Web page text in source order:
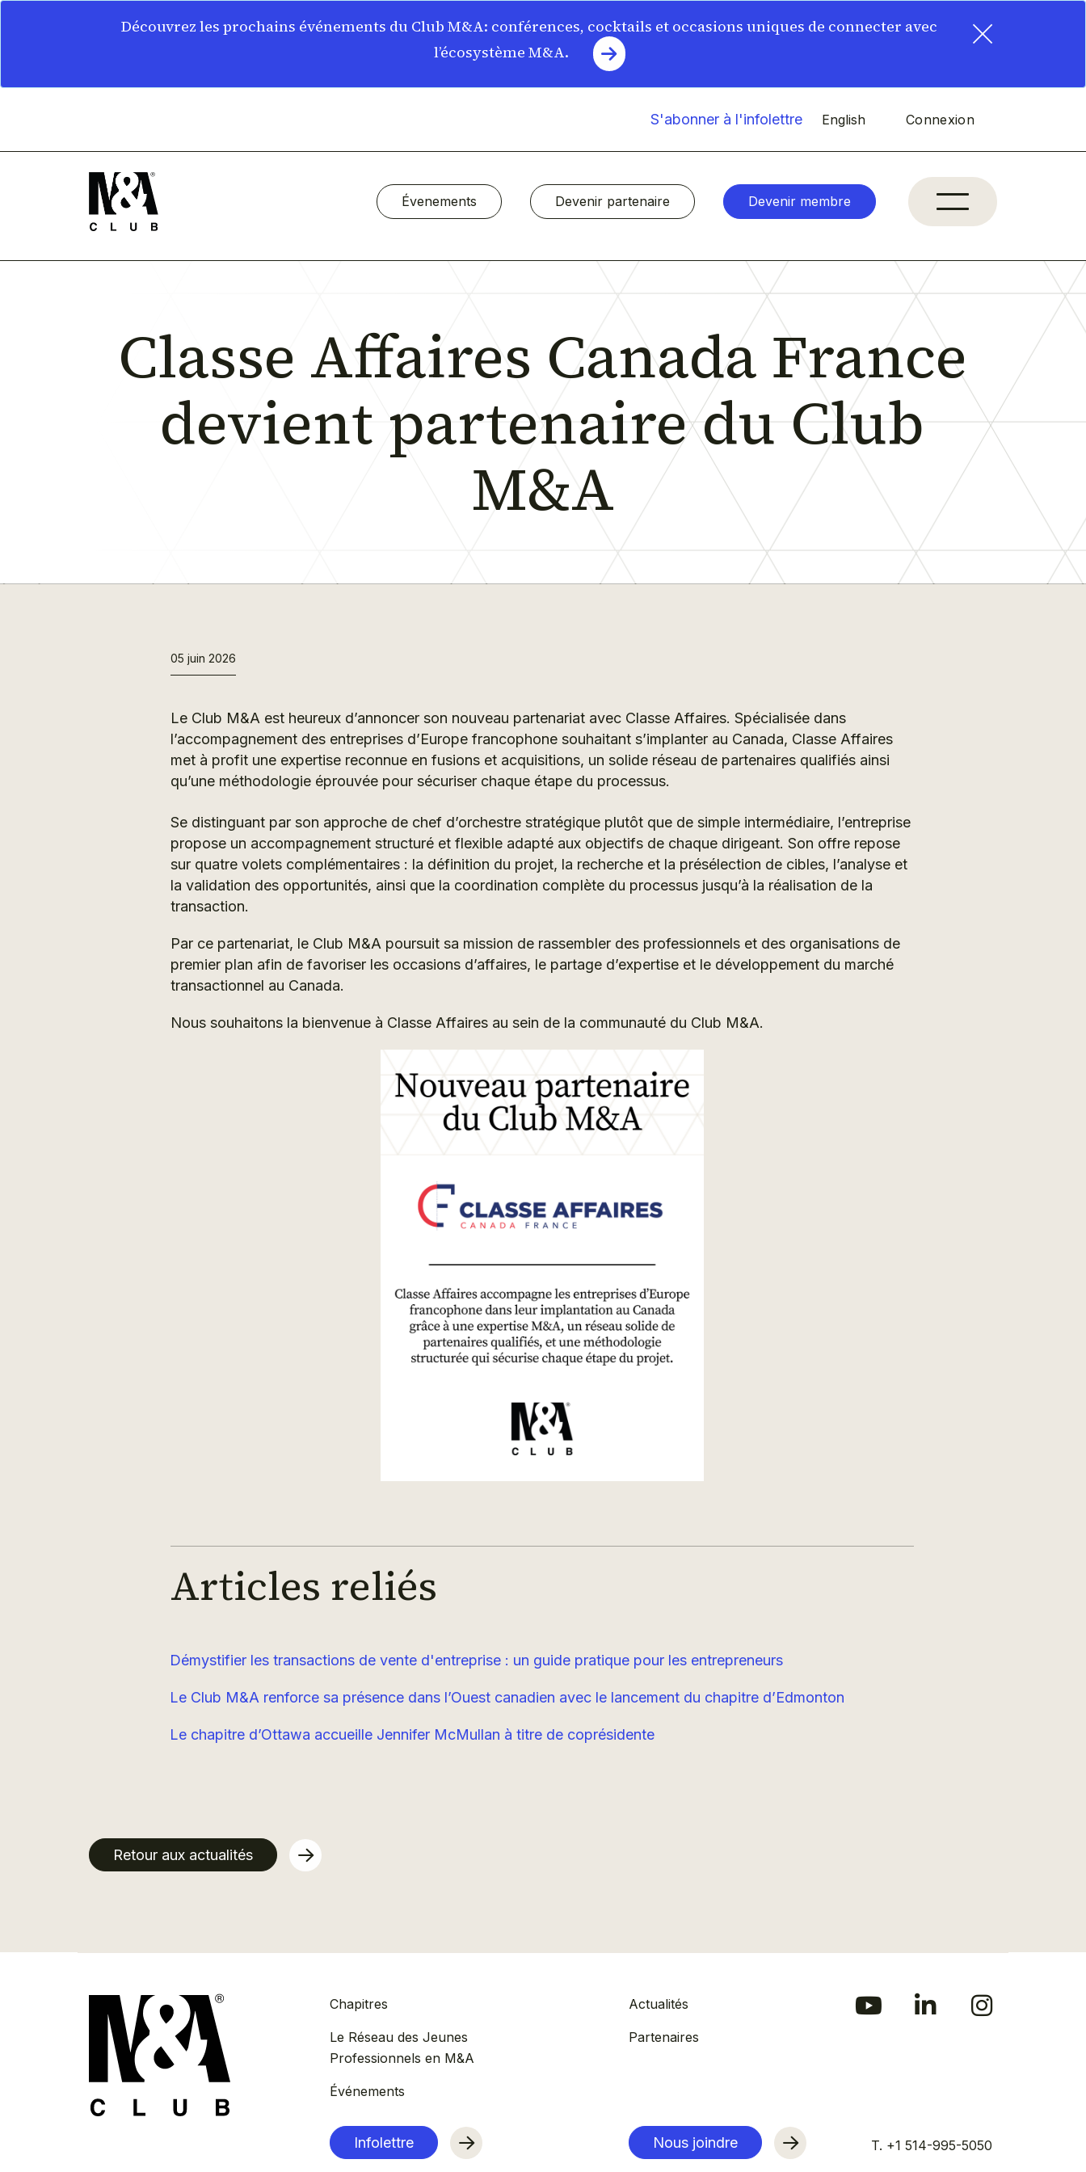
×
Découvrez les prochains événements du Club M&A: conférences, cocktails et occasions uniques de connecter avec
l’écosystème M&A.
S'abonner à l'infolettre English Connexion
Évenements Devenir partenaire Devenir membre
Classe Affaires Canada France
devient partenaire du Club
M&A
05 juin 2026
Le Club M&A est heureux d’annoncer son nouveau partenariat avec Classe Affaires. Spécialisée dans
l’accompagnement des entreprises d’Europe francophone souhaitant s’implanter au Canada, Classe Affaires
met à profit une expertise reconnue en fusions et acquisitions, un solide réseau de partenaires qualifiés ainsi
qu’une méthodologie éprouvée pour sécuriser chaque étape du processus.
Se distinguant par son approche de chef d’orchestre stratégique plutôt que de simple intermédiaire, l’entreprise
propose un accompagnement structuré et flexible adapté aux objectifs de chaque dirigeant. Son offre repose
sur quatre volets complémentaires : la définition du projet, la recherche et la présélection de cibles, l’analyse et
la validation des opportunités, ainsi que la coordination complète du processus jusqu’à la réalisation de la
transaction.
Par ce partenariat, le Club M&A poursuit sa mission de rassembler des professionnels et des organisations de
premier plan afin de favoriser les occasions d’affaires, le partage d’expertise et le développement du marché
transactionnel au Canada.
Nous souhaitons la bienvenue à Classe Affaires au sein de la communauté du Club M&A.
Articles reliés
Démystifier les transactions de vente d'entreprise : un guide pratique pour les entrepreneurs
Le Club M&A renforce sa présence dans l’Ouest canadien avec le lancement du chapitre d’Edmonton
Le chapitre d’Ottawa accueille Jennifer McMullan à titre de coprésidente
Retour aux actualités
Chapitres
Le Réseau des Jeunes
Professionnels en M&A
Événements
Infolettre
Actualités
Partenaires
Nous joindre T. +1 514-995-5050